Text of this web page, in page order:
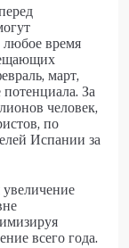
любое время
март,
За
человек,
по
Испании за
всего года.